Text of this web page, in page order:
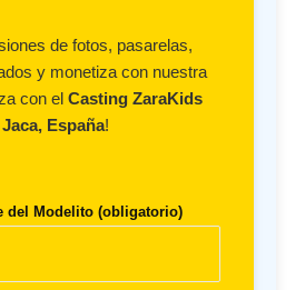
de fotos, pasarelas,
y monetiza con nuestra
con el Casting ZaraKids
Jaca, España!
del Modelito (obligatorio)